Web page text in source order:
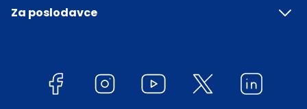
Za poslodavce